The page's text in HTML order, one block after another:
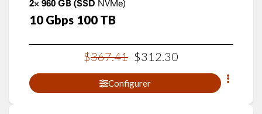
2× 960 GB (SSD NVMe)
10 Gbps 100 TB
$367.41 $312.30
Configurer